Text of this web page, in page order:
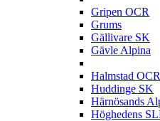
Gripen OCR
Grums
Gällivare SK
Gävle Alpina
Halmstad OCR
Huddinge SK
Härnösands
Höghedens